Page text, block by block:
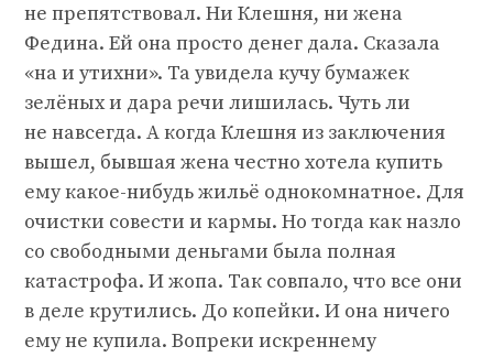
не препятствовал. Ни Клешня, ни жена
Федина. Ей она просто денег дала. Сказала
«на и утихни». Та увидела кучу бумажек
зелёных и дара речи лишилась. Чуть ли
не навсегда. А когда Клешня из заключения
вышел, бывшая жена честно хотела купить
ему какое-нибудь жильё однокомнатное. Для
очистки совести и кармы. Но тогда как назло
со свободными деньгами была полная
катастрофа. И жопа. Так совпало, что все они
в деле крутились. До копейки. И она ничего
ему не купила. Вопреки искреннему